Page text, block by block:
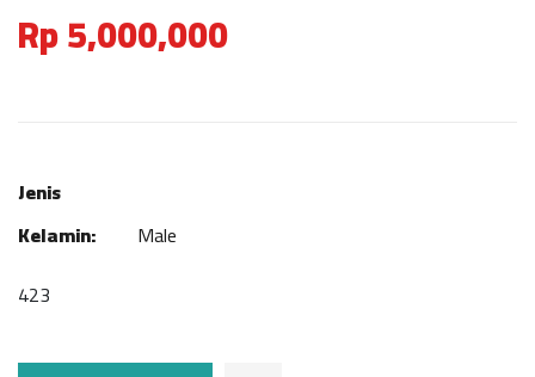
Rp 5,000,000
Jenis
Kelamin:
Male
423